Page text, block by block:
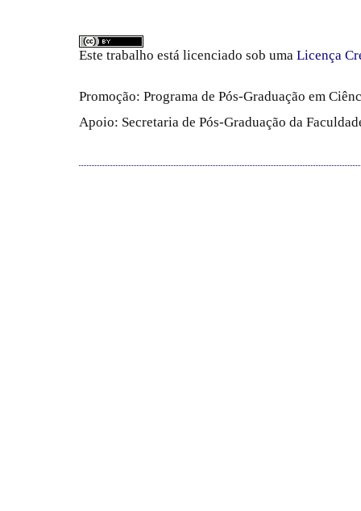
Este trabalho está licenciado sob uma Licença
Promoção: Programa de Pós-Graduação em
Apoio: Secretaria de Pós-Graduação da